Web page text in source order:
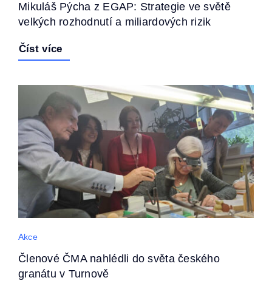
Mikuláš Pýcha z EGAP: Strategie ve světě
velkých rozhodnutí a miliardových rizik
Číst více
Akce
Členové ČMA nahlédli do světa českého
granátu v Turnově